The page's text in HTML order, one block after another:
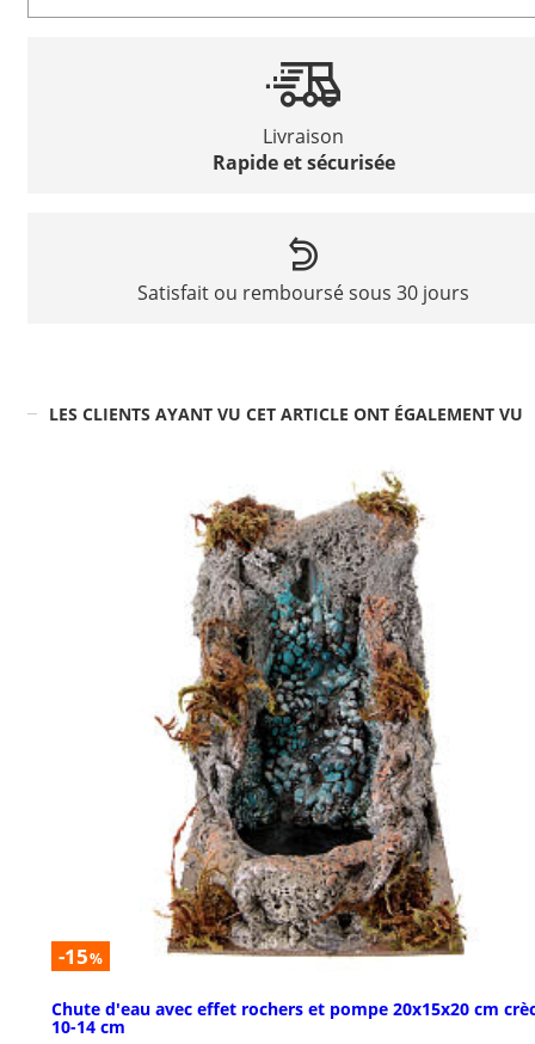
Livraison
Rapide et sécurisée
Satisfait ou remboursé sous 30 jours
LES CLIENTS AYANT VU CET ARTICLE ONT ÉGALEMENT VU
-15%
Chute d'eau avec effet rochers et pompe 20x15x20 cm
10-14 cm